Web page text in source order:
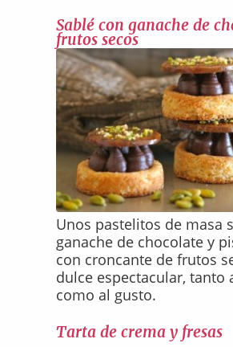
Sablé con ganache de
frutos secos
Unos pastelitos de masa
ganache de chocolate y
con croncante de frutos
dulce espectacular, tanto
como al gusto.
Tarta de crema y fresas